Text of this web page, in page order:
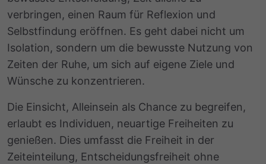
verbringen, einen Raum für Reflexion und
Selbstfindung eröffnen. Es geht dabei nicht um
Isolation, sondern um die bewusste Nutzung von
Zeiten der Ruhe, um sich auf eigene Ziele und
Wünsche zu konzentrieren.
Die Einsicht, Alleinsein als Chance zu begreifen,
erlaubt es Individuen, neuartige Freiheiten zu
genießen. Dies umfasst die Freiheit in der
Zeiteinteilung, Entscheidungsfreiheit ohne